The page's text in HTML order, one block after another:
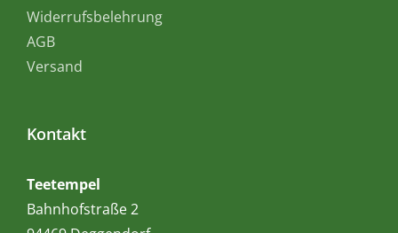
Widerrufsbelehrung
AGB
Versand
Kontakt
Teetempel
Bahnhofstraße 2